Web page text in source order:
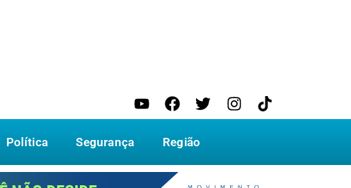
Política Segurança Região